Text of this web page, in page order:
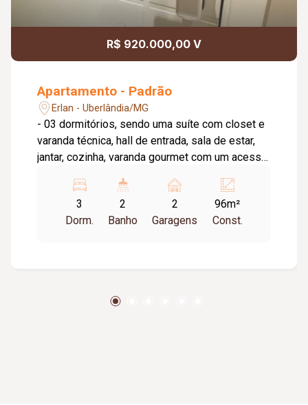
R$ 920.000,00 V
Apartamento - Padrão
Erlan - Uberlândia/MG
- 03 dormitórios, sendo uma suíte com closet e
varanda técnica, hall de entrada, sala de estar,
jantar, cozinha, varanda gourmet com um acesso
lavanderia. Preparação para ar-condicionado nos
quartos e na sala, preparação para dispensa de
alimentos e materiais de limpeza. - Porteira
3
Dorm.
2
Banho
2
Garagens
96m²
Const.